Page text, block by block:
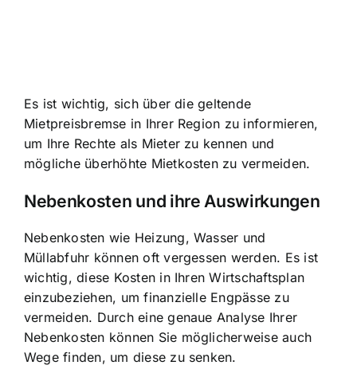
Es ist wichtig, sich über die geltende
Mietpreisbremse in Ihrer Region zu informieren,
um Ihre Rechte als Mieter zu kennen und
mögliche überhöhte Mietkosten zu vermeiden.
Nebenkosten und ihre Auswirkungen
Nebenkosten wie Heizung, Wasser und
Müllabfuhr können oft vergessen werden. Es ist
wichtig, diese Kosten in Ihren Wirtschaftsplan
einzubeziehen, um finanzielle Engpässe zu
vermeiden. Durch eine genaue Analyse Ihrer
Nebenkosten können Sie möglicherweise auch
Wege finden, um diese zu senken.